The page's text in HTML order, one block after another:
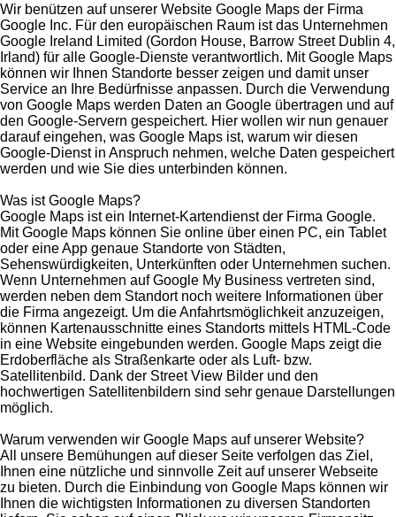
Wir benützen auf unserer Website Google Maps der Firma
Google Inc. Für den europäischen Raum ist das Unternehmen
Google Ireland Limited (Gordon House, Barrow Street Dublin 4,
Irland) für alle Google-Dienste verantwortlich. Mit Google Maps
können wir Ihnen Standorte besser zeigen und damit unser
Service an Ihre Bedürfnisse anpassen. Durch die Verwendung
von Google Maps werden Daten an Google übertragen und auf
den Google-Servern gespeichert. Hier wollen wir nun genauer
darauf eingehen, was Google Maps ist, warum wir diesen
Google-Dienst in Anspruch nehmen, welche Daten gespeichert
werden und wie Sie dies unterbinden können.
Was ist Google Maps?
Google Maps ist ein Internet-Kartendienst der Firma Google.
Mit Google Maps können Sie online über einen PC, ein Tablet
oder eine App genaue Standorte von Städten,
Sehenswürdigkeiten, Unterkünften oder Unternehmen suchen.
Wenn Unternehmen auf Google My Business vertreten sind,
werden neben dem Standort noch weitere Informationen über
die Firma angezeigt. Um die Anfahrtsmöglichkeit anzuzeigen,
können Kartenausschnitte eines Standorts mittels HTML-Code
in eine Website eingebunden werden. Google Maps zeigt die
Erdoberfläche als Straßenkarte oder als Luft- bzw.
Satellitenbild. Dank der Street View Bilder und den
hochwertigen Satellitenbildern sind sehr genaue Darstellungen
möglich.
Warum verwenden wir Google Maps auf unserer Website?
All unsere Bemühungen auf dieser Seite verfolgen das Ziel,
Ihnen eine nützliche und sinnvolle Zeit auf unserer Webseite
zu bieten. Durch die Einbindung von Google Maps können wir
Ihnen die wichtigsten Informationen zu diversen Standorten